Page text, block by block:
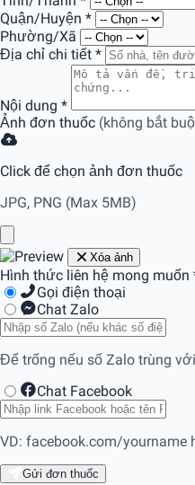
Quận/Huyện *
Phường/Xã
Địa chỉ chi tiết *
Nội dung *
Ảnh đơn thuốc (không bắt
Click để chọn ảnh đơn thuốc
JPG, PNG (Max 5MB)
Xóa ảnh
Hình thức liên hệ mong muốn
Gọi điện thoại
Chat Zalo
Để trống nếu số Zalo trùng
Chat Facebook
VD: facebook.com/yourname
Gửi đơn thuốc